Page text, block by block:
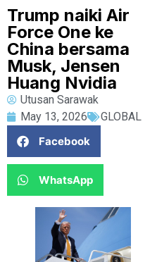
Trump naiki Air
Force One ke
China bersama
Musk, Jensen
Huang Nvidia
Utusan Sarawak
May 13, 2026
GLOBAL
Facebook
WhatsApp